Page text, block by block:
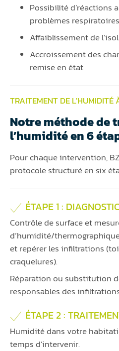
Possibilité d’réactions
problèmes respiratoires
Affaiblissement de
Accroissement des
remise en état
TRAITEMENT DE L'HUMIDITÉ
Notre méthode de
l’humidité en 6
Pour chaque intervention,
protocole structuré en six
ÉTAPE 1 :
Contrôle de surface et
d’humidité/
et repérer les infiltrations
craquelures).
Réparation ou substitution
responsables des
ÉTAPE 2 :
Humidité dans votre
temps d’intervenir.